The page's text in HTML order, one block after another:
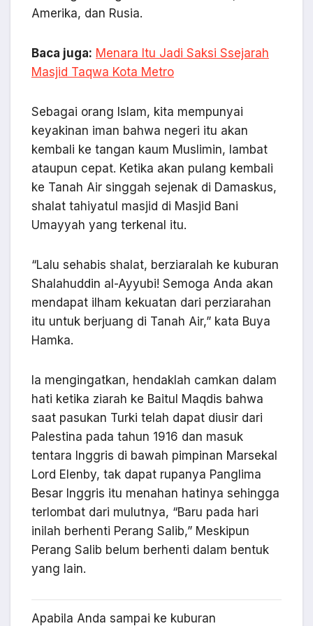
Amerika, dan Rusia.
Baca juga: Menara Itu Jadi Saksi Ssejarah
Masjid Taqwa Kota Metro
Sebagai orang Islam, kita mempunyai
keyakinan iman bahwa negeri itu akan
kembali ke tangan kaum Muslimin, lambat
ataupun cepat. Ketika akan pulang kembali
ke Tanah Air singgah sejenak di Damaskus,
shalat tahiyatul masjid di Masjid Bani
Umayyah yang terkenal itu.
“Lalu sehabis shalat, berziaralah ke kuburan
Shalahuddin al-Ayyubi! Semoga Anda akan
mendapat ilham kekuatan dari perziarahan
itu untuk berjuang di Tanah Air,” kata Buya
Hamka.
Ia mengingatkan, hendaklah camkan dalam
hati ketika ziarah ke Baitul Maqdis bahwa
saat pasukan Turki telah dapat diusir dari
Palestina pada tahun 1916 dan masuk
tentara Inggris di bawah pimpinan Marsekal
Lord Elenby, tak dapat rupanya Panglima
Besar Inggris itu menahan hatinya sehingga
terlombat dari mulutnya, “Baru pada hari
inilah berhenti Perang Salib,” Meskipun
Perang Salib belum berhenti dalam bentuk
yang lain.
Apabila Anda sampai ke kuburan